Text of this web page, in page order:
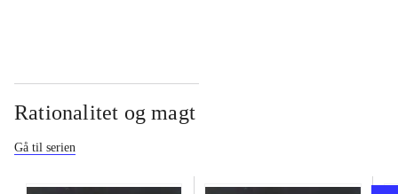
Rationalitet og magt
Gå til serien